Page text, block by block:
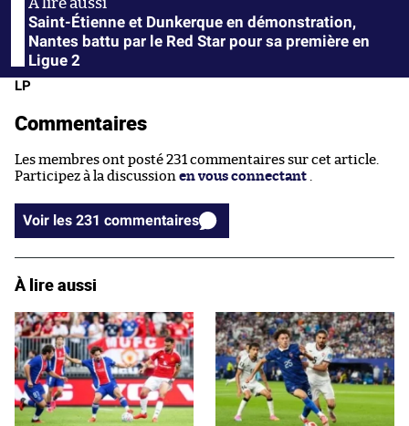
Saint-Étienne et Dunkerque en démonstration,
Nantes battu par le Red Star pour sa première en
Ligue 2
LP
Commentaires
Les membres ont posté 231 commentaires sur cet article.
Participez à la discussion en vous connectant
Voir les 231 commentaires
À lire aussi